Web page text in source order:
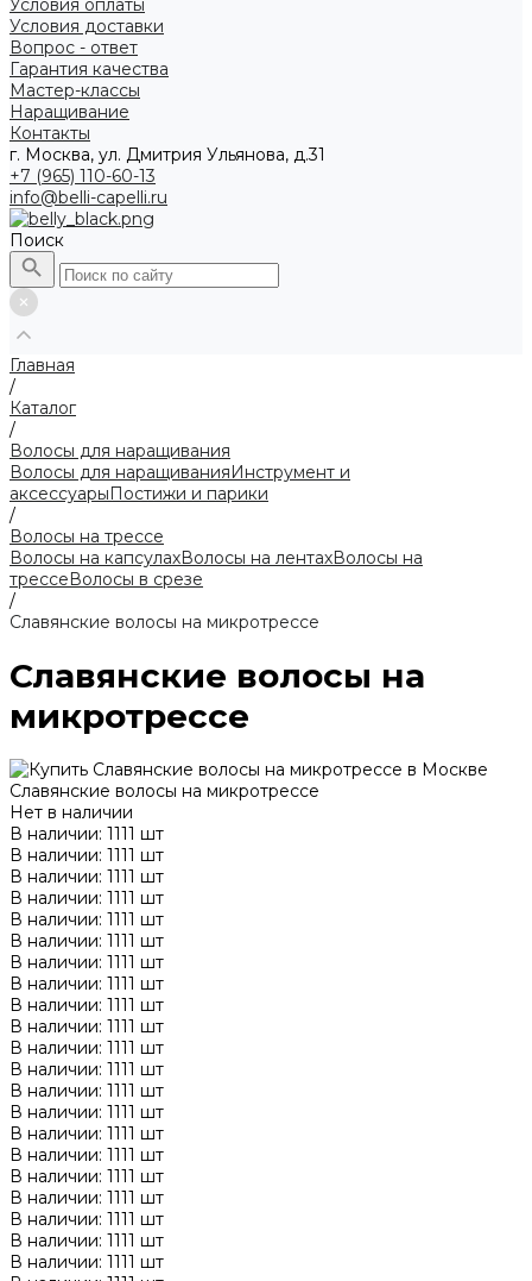
Условия оплаты
Условия доставки
Вопрос - ответ
Гарантия качества
Мастер-классы
Наращивание
Контакты
г. Москва, ул. Дмитрия Ульянова, д.31
+7 (965) 110-60-13
info@belli-capelli.ru
Поиск
Главная
/
Каталог
/
Волосы для наращивания
Волосы для наращиванияИнструмент и
аксессуарыПостижи и парики
/
Волосы на трессе
Волосы на капсулахВолосы на лентахВолосы на
трессеВолосы в срезе
/
Славянские волосы на микротрессе
Славянские волосы на
микротрессе
Славянские волосы на микротрессе
Нет в наличии
В наличии: 1111 шт
В наличии: 1111 шт
В наличии: 1111 шт
В наличии: 1111 шт
В наличии: 1111 шт
В наличии: 1111 шт
В наличии: 1111 шт
В наличии: 1111 шт
В наличии: 1111 шт
В наличии: 1111 шт
В наличии: 1111 шт
В наличии: 1111 шт
В наличии: 1111 шт
В наличии: 1111 шт
В наличии: 1111 шт
В наличии: 1111 шт
В наличии: 1111 шт
В наличии: 1111 шт
В наличии: 1111 шт
В наличии: 1111 шт
В наличии: 1111 шт